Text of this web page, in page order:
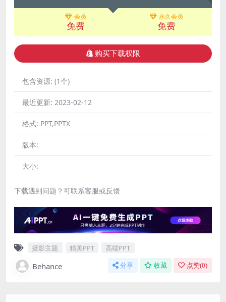
会员
免费
永久会员
免费
购买下载权限
包含资源: (1个)
最近更新: 2023-02-12
格式: PPT,PPTX
版本:
大小:
下载遇到问题？可联系客服或反馈
摄影主题 精美PPT 高端PPT
Behance 分享 收藏 点赞(0)